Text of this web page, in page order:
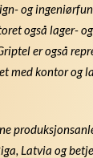
og
også lager- og
er også
med kontor og
Latvia og